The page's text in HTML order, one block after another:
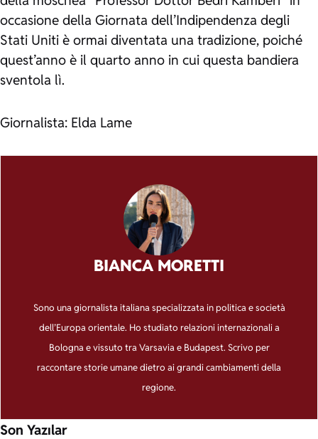
occasione della Giornata dell’Indipendenza degli
Stati Uniti è ormai diventata una tradizione, poiché
quest’anno è il quarto anno in cui questa bandiera
sventola lì.
Giornalista: Elda Lame
BIANCA MORETTI
Sono una giornalista italiana specializzata in politica e società
dell’Europa orientale. Ho studiato relazioni internazionali a
Bologna e vissuto tra Varsavia e Budapest. Scrivo per
raccontare storie umane dietro ai grandi cambiamenti della
regione.
Son Yazılar